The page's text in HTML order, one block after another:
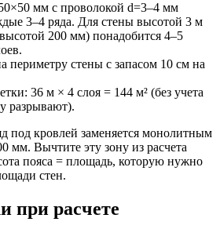
мм с проволокой d=3–4 мм
3–4 ряда. Для стены высотой 3 м
200 мм) понадобится 4–5
периметру стены с запасом 10 см на
36 м × 4 слоя = 144 м² (без учета
разрывают).
под кровлей заменяется монолитным
мм. Вычтите эту зону из расчета
пояса = площадь, которую нужно
стен.
при расчете